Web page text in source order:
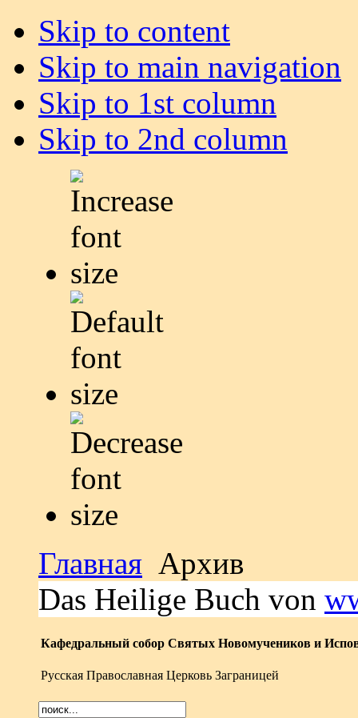
Skip to content
Skip to main navigation
Skip to 1st column
Skip to 2nd column
Главная Архив
Das Heilige Buch von
Кафедральный собор Святых Новомучеников и
Русская Православная Церковь Заграницей